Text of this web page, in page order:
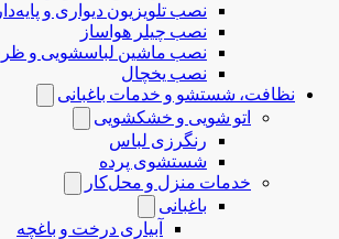
نصب تلویزیون دیواری و پایه‌دار
نصب چیلر هواساز
نصب ماشین لباسشویی و
نصب یخچال
نظافت، شستشو و خدمات باغبانی
اتو شویی و خشکشویی
رنگرزی لباس
شستشوی پرده
خدمات منزل و محل‌کار
باغبانی
آبیاری درخت و باغچه